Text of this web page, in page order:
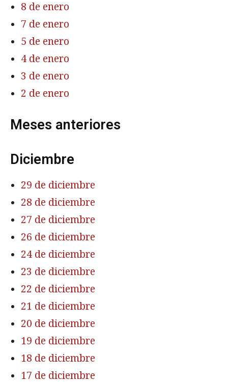
8 de enero
7 de enero
5 de enero
4 de enero
3 de enero
2 de enero
Meses anteriores
Diciembre
29 de diciembre
28 de diciembre
27 de diciembre
26 de diciembre
24 de diciembre
23 de diciembre
22 de diciembre
21 de diciembre
20 de diciembre
19 de diciembre
18 de diciembre
17 de diciembre